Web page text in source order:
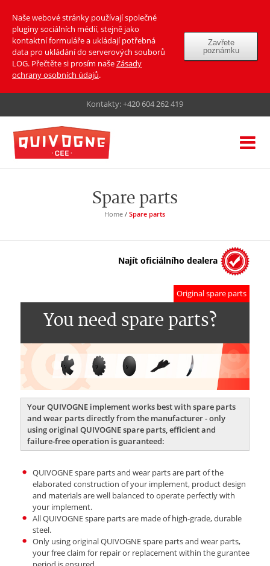
Naše webové stránky používají společné
pluginy sociálních médií, stejně jako
kontaktní formuláře a ukládají potřebná
data pro ukládání do serverových souborů
LOG. Přečtěte si prosím našeZásady
ochrany osobních údajů.
Zavřete
poznámku
Kontakty:+420 604 262 419
Spare parts
Home /Spare parts
Najít oficiálního dealera
Original spare parts
You need spare parts?
Your QUIVOGNE implement works best with spare parts
and wear parts directly from the manufacturer - only
using original QUIVOGNE spare parts, efficient and
failure-free operation is guaranteed:
QUIVOGNE spare parts and wear parts are part of the
elaborated construction of your implement, product design
and materials are well balanced to operate perfectly with
your implement.
All QUIVOGNE spare parts are made of high-grade, durable
steel.
Only using original QUIVOGNE spare parts and wear parts,
your free claim for repair or replacement within the gurantee